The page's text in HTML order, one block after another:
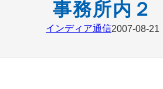
事務所内２
インディア通信2007-08-21